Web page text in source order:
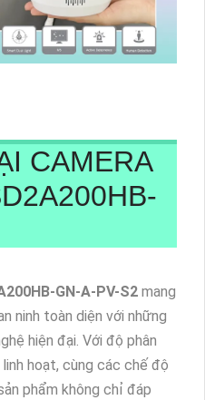
CAMERA
GN-A-PV-S2 mang
ninh toàn diện với những
hiện đại. Với độ phân
hoạt, cùng các chế độ
phẩm không chỉ đáp